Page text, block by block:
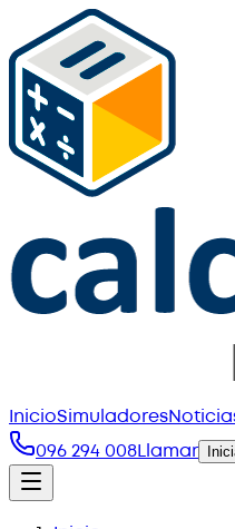
InicioSimuladores
096 294 008Llamar